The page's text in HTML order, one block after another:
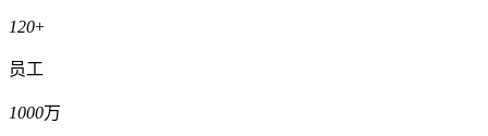
120+
员工
1000万